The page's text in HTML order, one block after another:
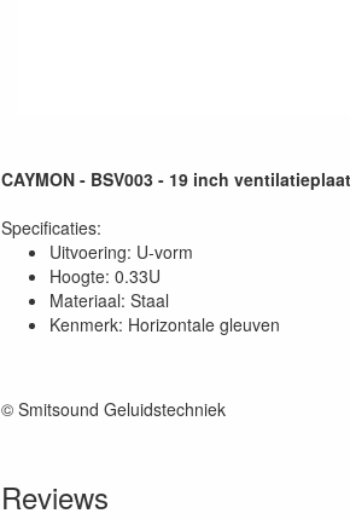
CAYMON - BSV003 - 19 inch
Specificaties:
Uitvoering: U-vorm
Hoogte: 0.33U
Materiaal: Staal
Kenmerk: Horizontale gleuven
© Smitsound Geluidstechniek
Reviews